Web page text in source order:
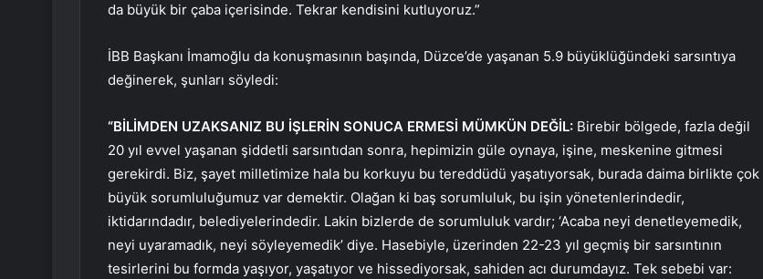
da büyük bir çaba içerisinde. Tekrar kendisini kutluyoruz.”
İBB Başkanı İmamoğlu da konuşmasının başında, Düzce’de yaşanan 5.9 büyüklüğündeki sarsıntıya
değinerek, şunları söyledi:
“BİLİMDEN UZAKSANIZ BU İŞLERİN SONUCA ERMESİ MÜMKÜN DEĞİL: Birebir bölgede, fazla değil
20 yıl evvel yaşanan şiddetli sarsıntıdan sonra, hepimizin güle oynaya, işine, meskenine gitmesi
gerekirdi. Biz, şayet milletimize hala bu korkuyu bu tereddüdü yaşatıyorsak, burada daima birlikte çok
büyük sorumluluğumuz var demektir. Olağan ki baş sorumluluk, bu işin yönetenlerindedir,
iktidarındadır, belediyelerindedir. Lakin bizlerde de sorumluluk vardır; ‘Acaba neyi denetleyemedik,
neyi uyaramadık, neyi söyleyemedik’ diye. Hasebiyle, üzerinden 22-23 yıl geçmiş bir sarsıntının
tesirlerini bu formda yaşıyor, yaşatıyor ve hissediyorsak, sahiden acı durumdayız. Tek sebebi var: